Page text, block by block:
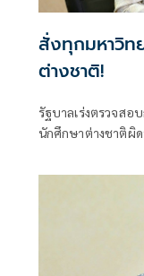
สั่งทุกมหาวิท
ต่างชาติ!
รัฐบาลเร่งตรวจส
นักศึกษาต่างชาติผิ
ผิดดำเนินการตาม